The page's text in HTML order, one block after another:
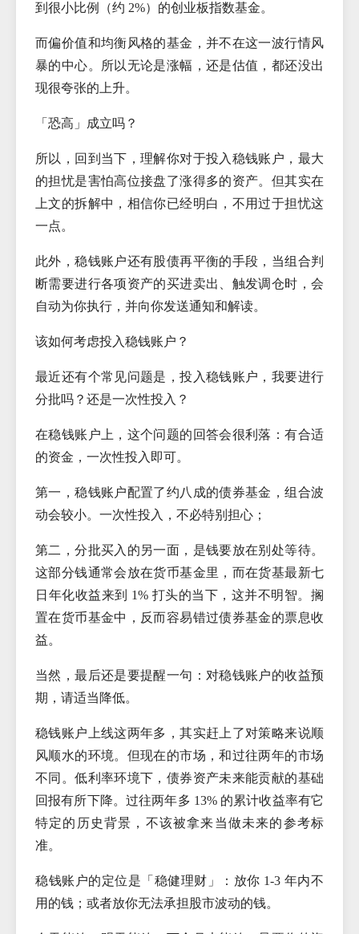
到很小比例（约 2%）的创业板指数基金。
而偏价值和均衡风格的基金，并不在这一波行情风
暴的中心。所以无论是涨幅，还是估值，都还没出
现很夸张的上升。
「恐高」成立吗？
所以，回到当下，理解你对于投入稳钱账户，最大
的担忧是害怕高位接盘了涨得多的资产。但其实在
上文的拆解中，相信你已经明白，不用过于担忧这
一点。
此外，稳钱账户还有股债再平衡的手段，当组合判
断需要进行各项资产的买进卖出、触发调仓时，会
自动为你执行，并向你发送通知和解读。
该如何考虑投入稳钱账户？
最近还有个常见问题是，投入稳钱账户，我要进行
分批吗？还是一次性投入？
在稳钱账户上，这个问题的回答会很利落：有合适
的资金，一次性投入即可。
第一，稳钱账户配置了约八成的债券基金，组合波
动会较小。一次性投入，不必特别担心；
第二，分批买入的另一面，是钱要放在别处等待。
这部分钱通常会放在货币基金里，而在货基最新七
日年化收益来到 1% 打头的当下，这并不明智。搁
置在货币基金中，反而容易错过债券基金的票息收
益。
当然，最后还是要提醒一句：对稳钱账户的收益预
期，请适当降低。
稳钱账户上线这两年多，其实赶上了对策略来说顺
风顺水的环境。但现在的市场，和过往两年的市场
不同。低利率环境下，债券资产未来能贡献的基础
回报有所下降。过往两年多 13% 的累计收益率有它
特定的历史背景，不该被拿来当做未来的参考标
准。
稳钱账户的定位是「稳健理财」：放你 1-3 年内不
用的钱；或者放你无法承担股市波动的钱。